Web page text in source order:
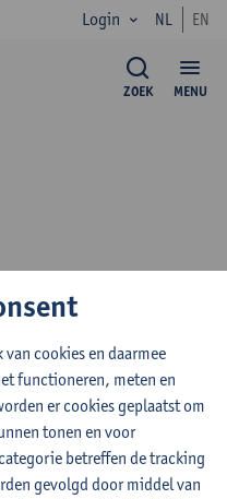
Login NL EN
MENU
ZOEK
cookies en daarmee
functioneren, meten en
er cookies geplaatst om
tonen en voor
betreffen de tracking
gevolgd door middel van